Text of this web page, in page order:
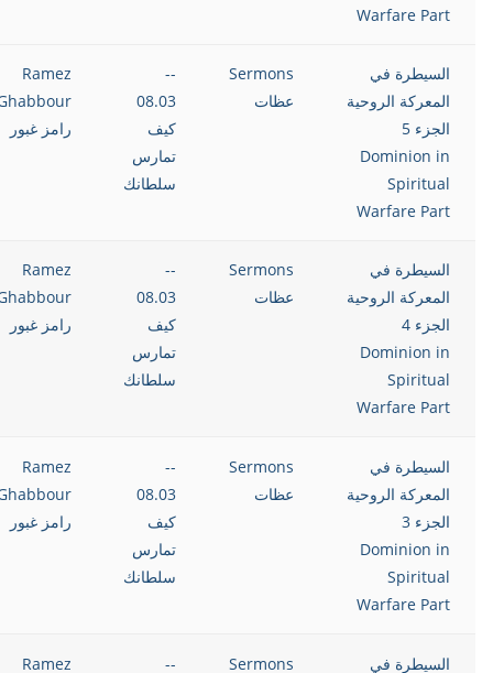
Warfare Part
السيطرة في
المعركة الروحية
الجزء 5
Dominion in
Spiritual
Warfare Part
Sermons
عظات
--
08.03
كيف
تمارس
سلطانك
Ramez
رامز غبور
السيطرة في
المعركة الروحية
الجزء 4
Dominion in
Spiritual
Warfare Part
Sermons
عظات
--
08.03
كيف
تمارس
سلطانك
Ramez
رامز غبور
السيطرة في
المعركة الروحية
الجزء 3
Dominion in
Spiritual
Warfare Part
Sermons
عظات
--
08.03
كيف
تمارس
سلطانك
Ramez
رامز غبور
السيطرة في Sermons
--
Ramez